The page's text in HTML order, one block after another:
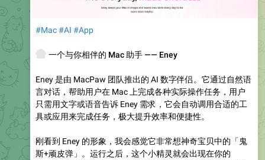
#Mac#AI #App
一个与你相伴的 Mac 助手 —— Eney
Eney 是由 MacPaw 团队推出的 AI 数字伴侣。它通过自然语
言对话，帮助用户在 Mac 上完成各种实际操作任务，用户
只需用文字或语音告诉 Eney 需求，它会自动调用合适的工
具或应用来完成任务，极大提升效率和便捷性。
刚看到 Eney 的形象，我会感觉它非常想神奇宝贝中的「鬼
斯+顽皮弹」。运行之后，这个小精灵就会出现在你的